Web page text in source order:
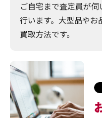
ご自宅まで査定員が
行います。大型品や
買取方法です。